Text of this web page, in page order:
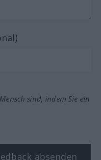
sind, indem Sie ein
absenden